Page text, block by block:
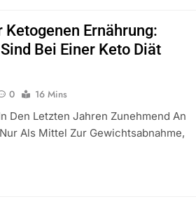
Ernährung:
Bei Einer Keto Diät
0
16 Mins
Den Letzten Jahren Zunehmend An
Als Mittel Zur Gewichtsabnahme,